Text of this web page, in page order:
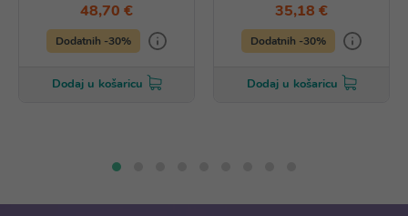
48,70 €
Dodatnih -30%
Dodaj u košaricu
35,18 €
Dodatnih -30%
Dodaj u košaricu